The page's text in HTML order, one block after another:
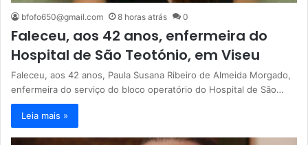
bfofo650@gmail.com 8 horas atrás 0
Faleceu, aos 42 anos, enfermeira do
Hospital de São Teotónio, em Viseu
Faleceu, aos 42 anos, Paula Susana Ribeiro de Almeida Morgado,
enfermeira do serviço do bloco operatório do Hospital de São…
Leia mais »